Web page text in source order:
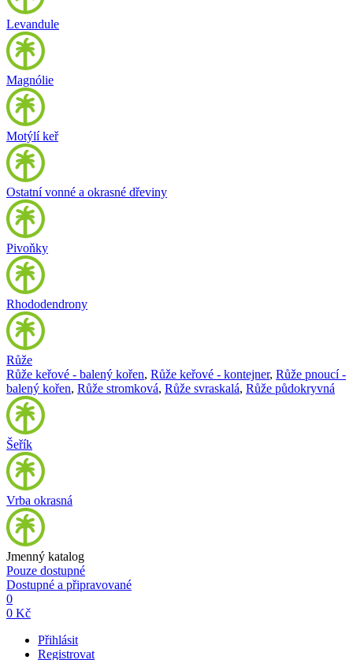
Levandule
Magnólie
Motýlí keř
Ostatní vonné a okrasné dřeviny
Pivoňky
Rhododendrony
Růže
Růže keřové - balený kořen, Růže keřové - kontejner, Růže pnoucí -
balený kořen, Růže stromková, Růže svraskalá, Růže půdokryvná
Šeřík
Vrba okrasná
Jmenný katalog
Pouze dostupné
Dostupné a připravované
0
0 Kč
Přihlásit
Registrovat